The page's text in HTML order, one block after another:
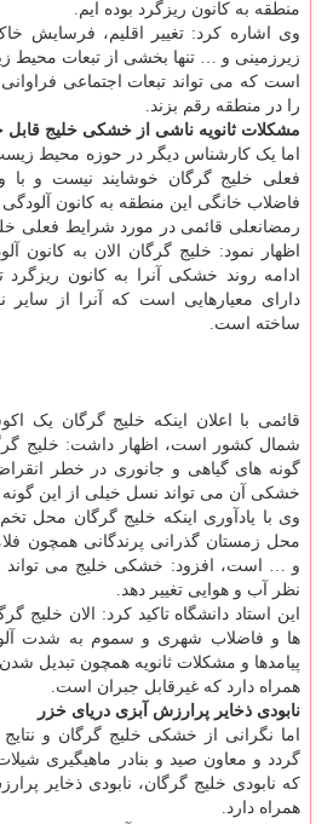
منطقه به کانون ریزگرد بوده ایم.
وی اشاره کرد: تغییر اقلیم، فرسایش
زیرزمینی و … تنها بخشی از تبعات
است که می تواند تبعات اجتماعی
را در منطقه رقم بزند.
مشکلات ثانویه ناشی از خشکی خلیج قابل
اما یک کارشناس دیگر در حوزه محیط
فعلی خلیج گرگان خوشایند نیست و با
فاضلاب خانگی این منطقه به کانون
رمضانعلی قائمی در مورد شرایط فعلی
اظهار نمود: خلیج گرگان الان به کانون
ادامه روند خشکی آنرا به کانون
دارای معیارهایی است که آنرا از
ساخته است.
قائمی با اعلان اینکه خلیج گرگان یک
شمال کشور است، اظهار داشت: خلیج
گونه های گیاهی و جانوری در خطر
خشکی آن می تواند نسل خیلی از این گونه
وی با یادآوری اینکه خلیج گرگان محل
محل زمستان گذرانی پرندگانی همچون
و … است، افزود: خشکی خلیج می تواند
نظر آب و هوایی تغییر دهد.
این استاد دانشگاه تاکید کرد: الان خلیج
ها و فاضلاب شهری و سموم به شدت
پیامدها و مشکلات ثانویه همچون تبدیل
همراه دارد که غیرقابل جبران است.
نابودی ذخایر پرارزش آبزی دریای خزر
اما نگرانی از خشکی خلیج گرگان و
گردد و معاون صید و بنادر ماهیگیری
که نابودی خلیج گرگان، نابودی ذخایر
همراه دارد.